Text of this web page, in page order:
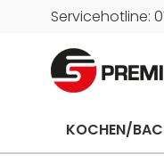
Servicehotline:
KOCHEN/